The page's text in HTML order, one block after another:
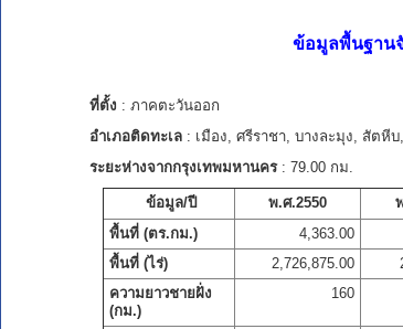
ข้อมูลพื้นฐาน
ที่ตั้ง : ภาคตะวันออก
อำเภอติดทะเล: เมือง, ศรีราชา, บางละมุง, สัตหีบ
ระยะห่างจากกรุงเทพมหานคร: 79.00 กม.
ข้อมูล/ปี พ.ศ.2550
พื้นที่ (ตร.กม.)
4,363.00
พื้นที่ (ไร่)
2,726,875.00
ความยาวชายฝั่ง
(กม.)
160